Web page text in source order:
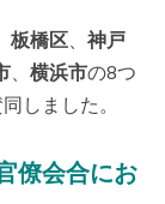
板橋区、 神戸
、 横浜市の8つ
しました。
僚会合にお